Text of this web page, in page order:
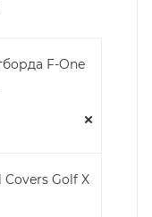
F-One
Covers Golf X